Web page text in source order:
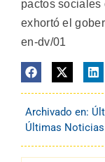
pactos sociales
exhortó el
en-dv/01
Archivado en:
Últimas Noticias